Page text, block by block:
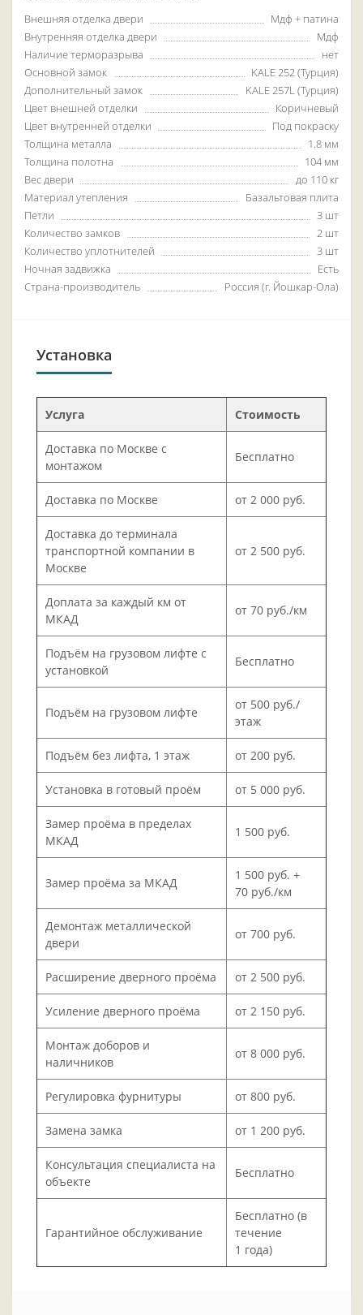
Внешняя отделка двери
Мдф + патина
Внутренняя отделка двери
Мдф
Наличие терморазрыва
нет
Основной замок
KALE 252 (Турция)
Дополнительный замок
KALE 257L (Турция)
Цвет внешней отделки
Коричневый
Цвет внутренней отделки
Под покраску
Толщина металла
1.8 мм
Толщина полотна
104 мм
Вес двери
до 110 кг
Материал утепления
Базальтовая плита
Петли
3 шт
Количество замков
2 шт
Количество уплотнителей
3 шт
Ночная задвижка
Есть
Страна-производитель
Россия (г. Йошкар-Ола)
Установка
Услуга Стоимость
Доставка по Москве с
монтажом
Бесплатно
Доставка по Москве от 2 000 руб.
Доставка до терминала
транспортной компании в
Москве
от 2 500 руб.
Доплата за каждый км от
МКАД
от 70 руб./км
Подъём на грузовом лифте с
установкой
Бесплатно
Подъём на грузовом лифте
от 500 руб./
этаж
Подъём без лифта, 1 этаж от 200 руб.
Установка в готовый проём от 5 000 руб.
Замер проёма в пределах
МКАД
1 500 руб.
Замер проёма за МКАД
1 500 руб. +
70 руб./км
Демонтаж металлической
двери
от 700 руб.
Расширение дверного проёма от 2 500 руб.
Усиление дверного проёма от 2 150 руб.
Монтаж доборов и
наличников
от 8 000 руб.
Регулировка фурнитуры от 800 руб.
Замена замка от 1 200 руб.
Консультация специалиста на
объекте
Бесплатно
Гарантийное обслуживание
Бесплатно (в
течение
1 года)